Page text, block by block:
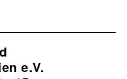
e.V.